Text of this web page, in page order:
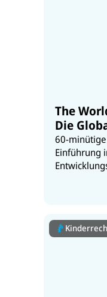
The
Die
60-
Einführung